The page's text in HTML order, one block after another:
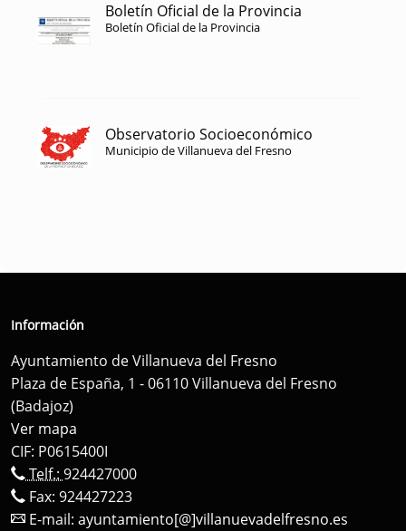
Boletín Oficial de la Provincia
Boletín Oficial de la Provincia
Observatorio Socioeconómico
Municipio de Villanueva del Fresno
Información
Ayuntamiento de Villanueva del Fresno
Plaza de España, 1 - 06110 Villanueva del Fresno
(Badajoz)
Ver mapa
CIF: P0615400I
Telf.: 924427000
Fax: 924427223
E-mail: ayuntamiento[@]villanuevadelfresno.es